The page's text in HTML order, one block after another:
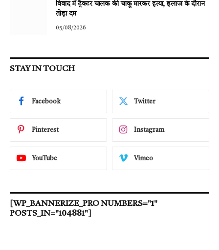
विवाद में ट्रैक्टर चालक की चाकू मारकर हत्या, इलाज के दौरान
तोड़ा दम
05/08/2026
STAY IN TOUCH
Facebook Twitter
Pinterest Instagram
YouTube Vimeo
[WP_BANNERIZE_PRO NUMBERS="1"
POSTS_IN="104881"]